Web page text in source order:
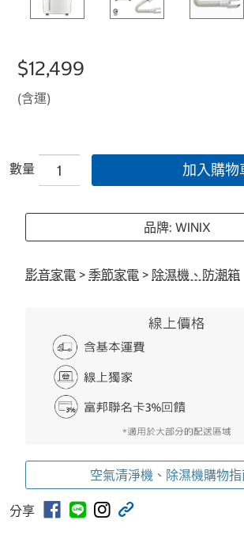
$12,499
(含運)
數量 加入購物
品牌: WINIX
影音家電 > 季節家電 > 除濕機、防潮箱
空氣清淨機、除濕機購物指
分享